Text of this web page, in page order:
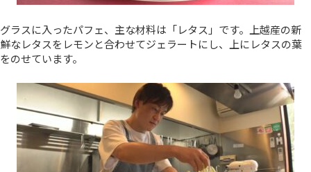
グラスに入ったパフェ、主な材料は「レタス」です。上越産の新
鮮なレタスをレモンと合わせてジェラートにし、上にレタスの葉
をのせています。